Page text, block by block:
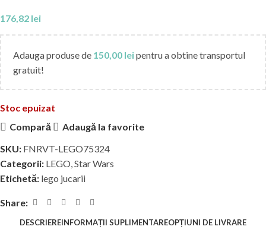
176,82 lei
Adauga produse de 150,00 leipentru a obtine transportul
gratuit!
Stoc epuizat
Compară
Adaugă la favorite
SKU: FNRVT-LEGO75324
Categorii: LEGO Star Wars
Etichetă: lego jucarii
Share:
DESCRIEREINFORMAȚII SUPLIMENTAREOPȚIUNI DE LIVRARE